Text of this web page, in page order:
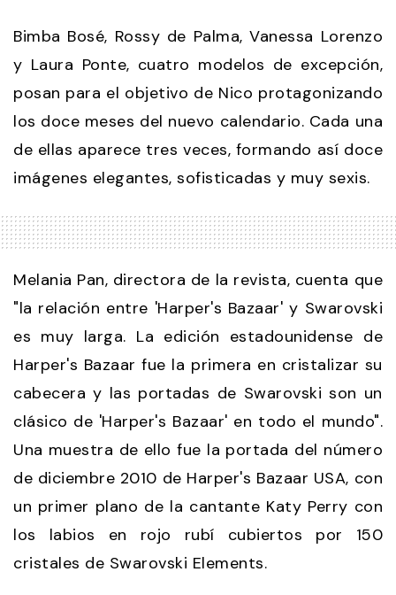
Bimba Bosé, Rossy de Palma, Vanessa Lorenzo
y Laura Ponte, cuatro modelos de excepción,
posan para el objetivo de Nico protagonizando
los doce meses del nuevo calendario. Cada una
de ellas aparece tres veces, formando así doce
imágenes elegantes, sofisticadas y muy sexis.
Melania Pan, directora de la revista, cuenta que
"la relación entre 'Harper's Bazaar' y Swarovski
es muy larga. La edición estadounidense de
Harper's Bazaar fue la primera en cristalizar su
cabecera y las portadas de Swarovski son un
clásico de 'Harper's Bazaar' en todo el mundo".
Una muestra de ello fue la portada del número
de diciembre 2010 de Harper's Bazaar USA, con
un primer plano de la cantante Katy Perry con
los labios en rojo rubí cubiertos por 150
cristales de Swarovski Elements.